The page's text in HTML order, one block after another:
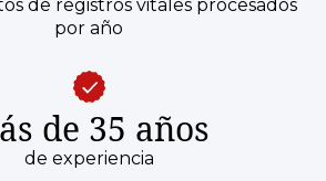
de registros vitales procesados
por año
de 35 años
de experiencia